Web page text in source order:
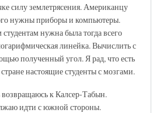
силу землетрясения. Американцу
нужны приборы и компьютеры.
нужна была тогда всего
линейка. Вычислить с
полученный угол. Я рад, что есть
настоящие студенты с мозгами.
возвращаюсь к Калсер-Табын.
идти с южной стороны.